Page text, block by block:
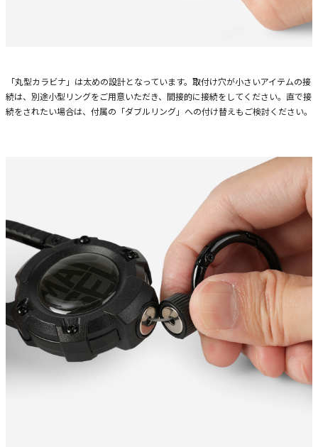
「丸型カラビナ」は太めの設計となっています。取付け穴が小さいアイテムの接
続は、別途小型リングをご用意いただき、間接的に接続をしてください。直で接
続をされたい場合は、付属の「ダブルリング」への付け替えもご検討ください。